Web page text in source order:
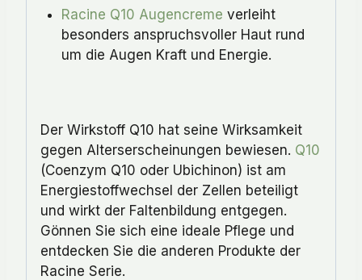
Racine Q10 Augencreme verleiht
besonders anspruchsvoller Haut rund
um die Augen Kraft und Energie.
Der Wirkstoff Q10 hat seine Wirksamkeit
gegen Alterserscheinungen bewiesen. Q10
(Coenzym Q10 oder Ubichinon) ist am
Energiestoffwechsel der Zellen beteiligt
und wirkt der Faltenbildung entgegen.
Gönnen Sie sich eine ideale Pflege und
entdecken Sie die anderen Produkte der
Racine Serie.